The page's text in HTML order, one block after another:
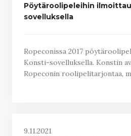
Pöytäroolipeleihin
sovelluksella
Ropeconissa 2017
Konsti-sovelluksella. Konstin
Ropeconin roolipelitarjontaa,
9.11.2021